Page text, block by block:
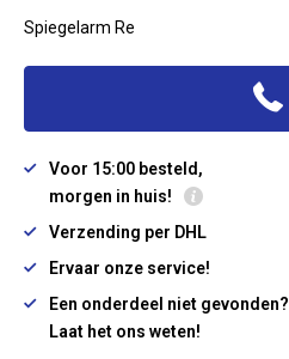
Spiegelarm Re
Voor 15:00 besteld,
morgen in huis!
Verzending per DHL
Ervaar onze service!
Een onderdeel niet gevonden?
Laat het ons weten!